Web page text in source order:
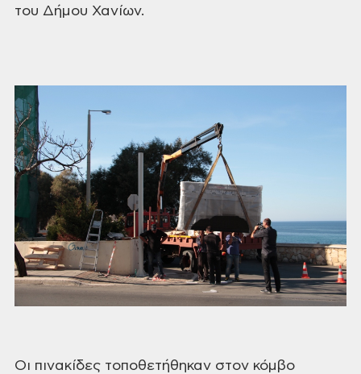
του Δήμου Χανίων.
Οι πινακίδες τοποθετήθηκαν στον κόμβο